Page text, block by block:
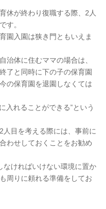
休が終わり復職する際、2人
す。
園入園は狭き門ともいえま
治体に住むママの場合は、
了と同時に下の子の保育園
の保育園を退園しなくては
入れることができる”という
目を考える際には、事前に
わせしておくことをお勧め
なければいけない環境に置か
周りに頼れる準備をしてお